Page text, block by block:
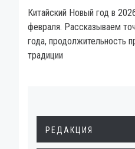
Китайский Новый год в
февраля. Рассказываем
года, продолжительность
традиции
РЕДАКЦИЯ